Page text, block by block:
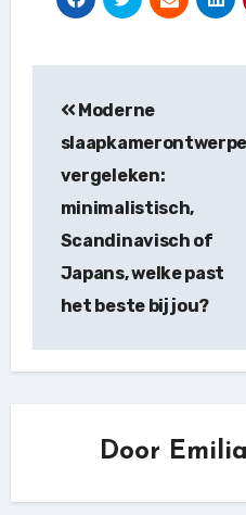
navigatie
Moderne
vergeleken:
minimalistisch,
Scandinavisch of
Japans, welke past
het beste bij jou?
Door